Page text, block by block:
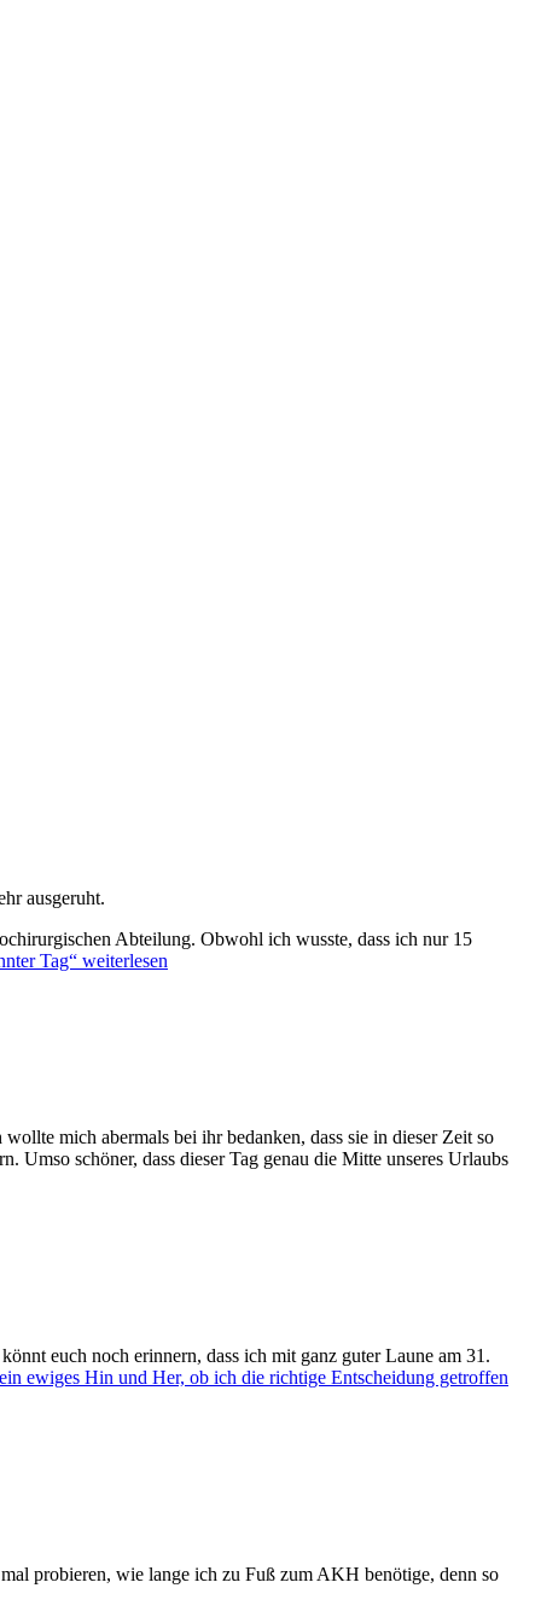
ausgeruht.
Abteilung. Obwohl ich wusste, dass ich nur 15
Tag“ weiterlesen
mich abermals bei ihr bedanken, dass sie in dieser Zeit so
Umso schöner, dass dieser Tag genau die Mitte unseres Urlaubs
euch noch erinnern, dass ich mit ganz guter Laune am 31.
ewiges Hin und Her, ob ich die richtige Entscheidung getroffen
probieren, wie lange ich zu Fuß zum AKH benötige, denn so